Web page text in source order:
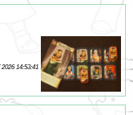
2026 14:53:41